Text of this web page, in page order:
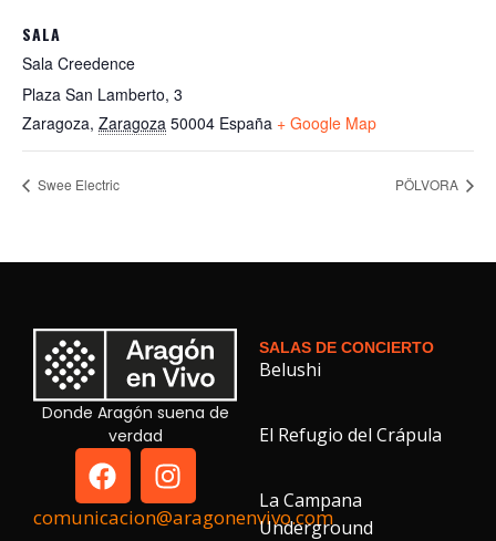
SALA
Sala Creedence
Plaza San Lamberto, 3
Zaragoza, Zaragoza 50004 España + Google Map
Swee Electric PÖLVORA
Donde Aragón suena de
verdad
comunicacion@aragonenvivo.com
SALAS DE CONCIERTO
Belushi
El Refugio del Crápula
La Campana
Underground